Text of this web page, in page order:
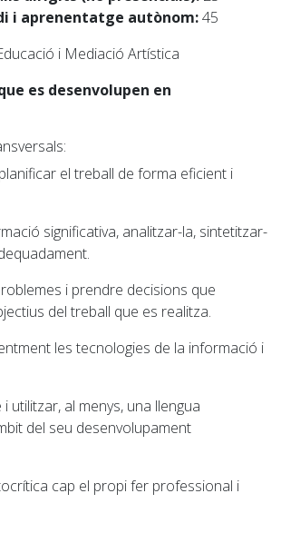
i aprenentatge autònom:45
i Mediació Artística
es desenvolupen en
el treball de forma eficient i
significativa, analitzar-la, sintetitzar-
i prendre decisions que
del treball que es realitza.
les tecnologies de la informació i
utilitzar, al menys, una llengua
del seu desenvolupament
cap el propi fer professional i